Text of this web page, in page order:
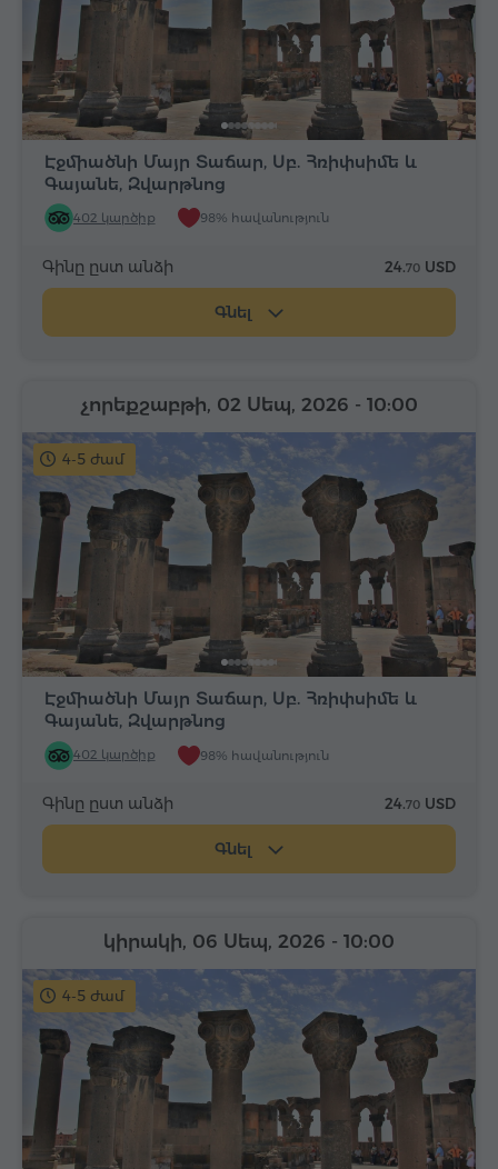
Էջմիածնի Մայր Տաճար, Սբ. Հռիփսիմե և
Գայանե, Զվարթնոց
402 կարծիք 98% հավանություն
Գինը ըստ անձի 24.70 USD
Գնել
4-5 ժամ
Էջմիածնի Մայր Տաճար, Սբ. Հռիփսիմե և
Գայանե, Զվարթնոց
402 կարծիք 98% հավանություն
չորեքշաբթի, 02 Սեպ, 2026 - 10:00
Գինը ըստ անձի 24.70 USD
Գնել
4-5 ժամ
կիրակի, 06 Սեպ, 2026 - 10:00